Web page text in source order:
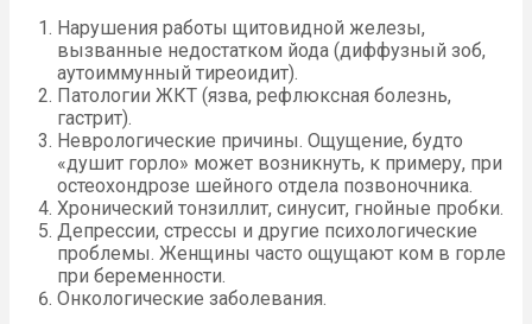
Нарушения работы щитовидной железы,
вызванные недостатком йода (диффузный зоб,
аутоиммунный тиреоидит).
Патологии ЖКТ (язва, рефлюксная болезнь,
гастрит).
Неврологические причины. Ощущение, будто
«душит горло» может возникнуть, к примеру, при
остеохондрозе шейного отдела позвоночника.
Хронический тонзиллит, синусит, гнойные пробки.
Депрессии, стрессы и другие психологические
проблемы. Женщины часто ощущают ком в горле
при беременности.
Онкологические заболевания.